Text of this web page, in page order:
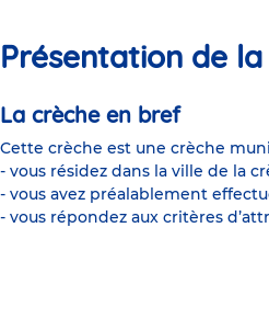
Présentation de
La crèche en bref
Cette crèche est une crèche
- vous résidez dans la ville de la
- vous avez préalablement
- vous répondez aux critères